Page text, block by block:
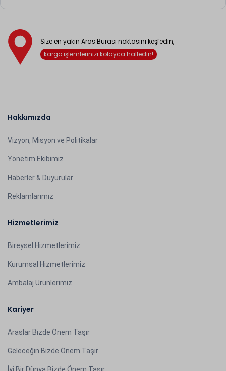
Size en yakın Aras Burası noktasını keşfedin,
kargo işlemlerinizi kolayca halledin!
Hakkımızda
Vizyon, Misyon ve Politikalar
Yönetim Ekibimiz
Haberler & Duyurular
Reklamlarımız
Hizmetlerimiz
Bireysel Hizmetlerimiz
Kurumsal Hizmetlerimiz
Ambalaj Ürünlerimiz
Kariyer
Araslar Bizde Önem Taşır
Geleceğin Bizde Önem Taşır